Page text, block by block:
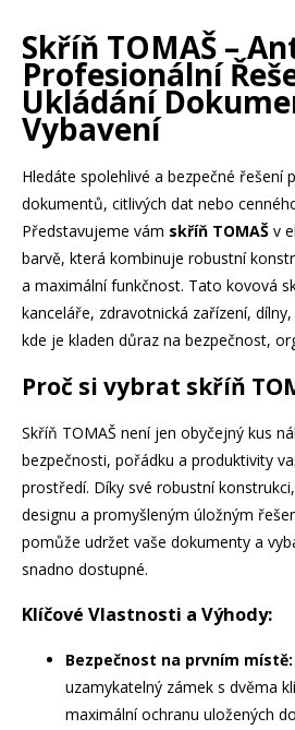
Skříň TOMAŠ –
Profesionální
Ukládání
Vybavení
Hledáte spolehlivé a bezpečné řešení
dokumentů, citlivých dat nebo
Představujeme vám skříň TOMAŠ v
barvě, která kombinuje robustní
a maximální funkčnost. Tato kovová
kanceláře, zdravotnická zařízení,
kde je kladen důraz na bezpečnost,
Proč si vybrat skříň
Skříň TOMAŠ není jen obyčejný kus
bezpečnosti, pořádku a produktivity
prostředí. Díky své robustní
designu a promyšleným úložným
pomůže udržet vaše dokumenty a
snadno dostupné.
Klíčové Vlastnosti a Výhody:
Bezpečnost na prvním místě:
uzamykatelný zámek s dvěma
maximální ochranu uložených